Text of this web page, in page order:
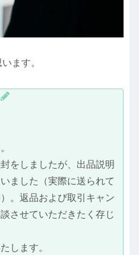
ます。
をしましたが、出品説明
ました（実際に送られて
。返品および取引キャン
させていただきたく存じ
します。